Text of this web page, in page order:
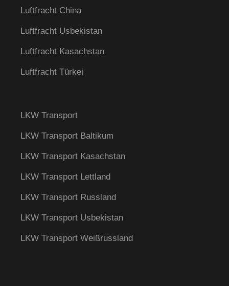
Luftfracht China
Luftfracht Usbekistan
Luftfracht Kasachstan
Luftfracht Türkei
LKW Transport
LKW Transport Baltikum
LKW Transport Kasachstan
LKW Transport Lettland
LKW Transport Russland​​
LKW Transport Usbekistan
LKW Transport Weißrussland